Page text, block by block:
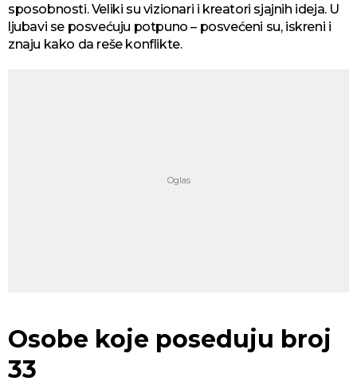
sposobnosti. Veliki su vizionari i kreatori sjajnih ideja. U
ljubavi se posvećuju potpuno – posvećeni su, iskreni i
znaju kako da reše konflikte.
Osobe koje poseduju broj
33